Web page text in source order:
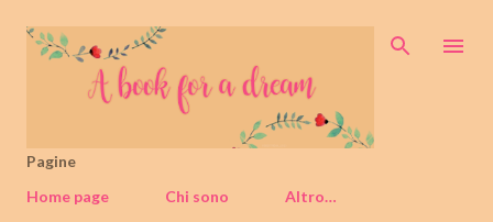
Passa ai contenuti principali
Pagine
Home page
Chi sono Altro…